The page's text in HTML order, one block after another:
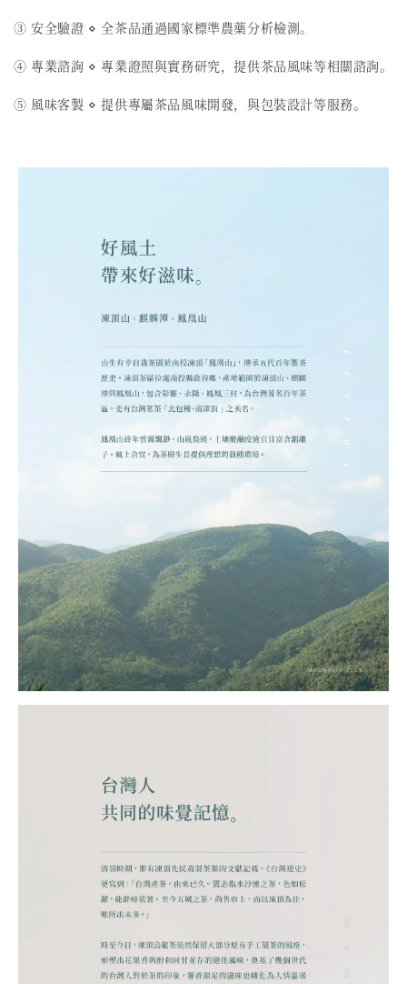
③ 安全驗證 ⋄ 全茶品通過國家標準農藥分析檢測。
④ 專業諮詢 ⋄ 專業證照與實務研究，提供茶品風味等相關諮詢。
⑤ 風味客製 ⋄ 提供專屬茶品風味開發，與包裝設計等服務。